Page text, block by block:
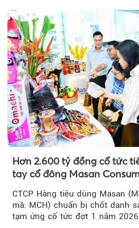
Hơn 2.600 tỷ đồng cổ tức
tay cổ đông Masan
CTCP Hàng tiêu dùng Masan
mã: MCH) chuẩn bị chốt danh
tạm ứng cổ tức đợt 1 năm